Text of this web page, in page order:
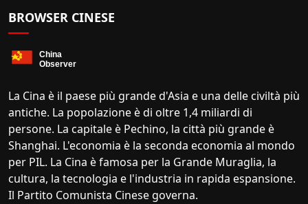
BROWSER CINESE
La Cina è il paese più grande d'Asia e una delle civiltà più
antiche. La popolazione è di oltre 1,4 miliardi di
persone. La capitale è Pechino, la città più grande è
Shanghai. L'economia è la seconda economia al mondo
per PIL. La Cina è famosa per la Grande Muraglia, la
cultura, la tecnologia e l'industria in rapida espansione.
Il Partito Comunista Cinese governa.